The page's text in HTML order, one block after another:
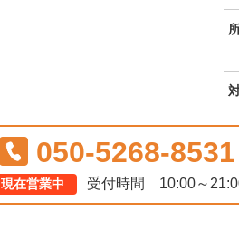
050-5268-8531
現在営業中 受付時間 10:00～